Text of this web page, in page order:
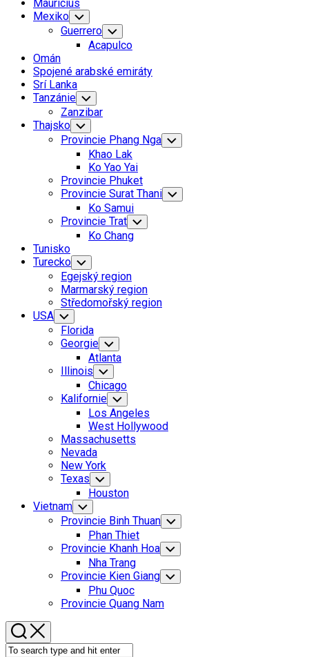
Mauricius
Mexiko Toggle
Child
Menu
Guerrero Toggle
Child
Menu
Acapulco
Omán
Spojené arabské emiráty
Srí Lanka
Tanzánie Toggle
Child
Menu
Zanzibar
Thajsko Toggle
Child
Menu
Provincie Phang Nga Toggle
Child
Khao Lak
Ko Yao Yai
Provincie Phuket
Provincie Surat Thani Toggle
Child
Ko Samui
Provincie Trat Toggle
Child
Menu
Ko Chang
Tunisko
Turecko Toggle
Child
Menu
Egejský region
Marmarský region
Středomořský region
USA Toggle
Child
Menu
Florida
Georgie Toggle
Child
Menu
Atlanta
Illinois Toggle
Child
Menu
Chicago
Kalifornie Toggle
Child
Menu
Los Angeles
West Hollywood
Massachusetts
Nevada
New York
Texas Toggle
Child
Menu
Houston
Vietnam Toggle
Child
Menu
Provincie Binh Thuan Toggle
Child
Menu
Phan Thiet
Provincie Khanh Hoa Toggle
Child
Menu
Nha Trang
Provincie Kien Giang Toggle
Child
Phu Quoc
Provincie Quang Nam